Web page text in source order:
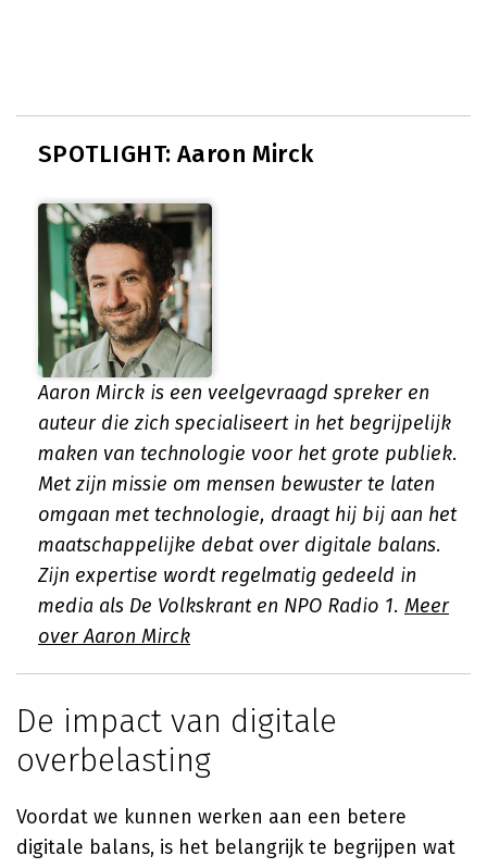
SPOTLIGHT: Aaron Mirck
Aaron Mirck is een veelgevraagd spreker en
auteur die zich specialiseert in het begrijpelijk
maken van technologie voor het grote publiek.
Met zijn missie om mensen bewuster te laten
omgaan met technologie, draagt hij bij aan het
maatschappelijke debat over digitale balans.
Zijn expertise wordt regelmatig gedeeld in
media als De Volkskrant en NPO Radio 1. Meer
over Aaron Mirck
De impact van digitale
overbelasting
Voordat we kunnen werken aan een betere
digitale balans, is het belangrijk te begrijpen wat